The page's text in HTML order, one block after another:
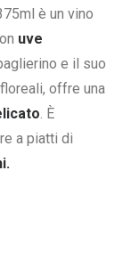
è un vino
uve
e il suo
offre una
. È
a piatti di